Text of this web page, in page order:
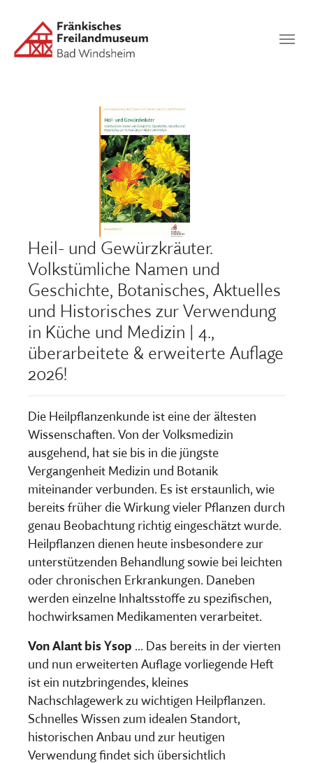
SUCHEN
Heil- und Gewürzkräuter.
Volkstümliche Namen und
Geschichte, Botanisches, Aktuelles
und Historisches zur Verwendung
in Küche und Medizin | 4.,
überarbeitete & erweiterte Auflage
2026!
Die Heilpflanzenkunde ist eine der ältesten
Wissenschaften. Von der Volksmedizin
ausgehend, hat sie bis in die jüngste
Vergangenheit Medizin und Botanik
miteinander verbunden. Es ist erstaunlich, wie
bereits früher die Wirkung vieler Pflanzen durch
genau Beobachtung richtig eingeschätzt wurde.
Heilpflanzen dienen heute insbesondere zur
unterstützenden Behandlung sowie bei leichten
oder chronischen Erkrankungen. Daneben
werden einzelne Inhaltsstoffe zu spezifischen,
hochwirksamen Medikamenten verarbeitet.
Von Alant bis Ysop ... Das bereits in der vierten
und nun erweiterten Auflage vorliegende Heft
ist ein nutzbringendes, kleines
Nachschlagewerk zu wichtigen Heilpflanzen.
Schnelles Wissen zum idealen Standort,
historischen Anbau und zur heutigen
Verwendung findet sich übersichtlich